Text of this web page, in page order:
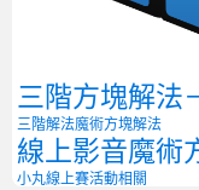
三階方塊解法
三階解法魔術方塊解法
線上影音魔術
小丸線上賽活動相關